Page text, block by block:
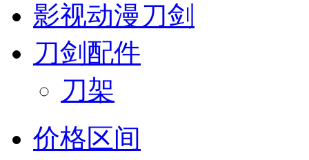
影视动漫刀剑
刀剑配件
刀架
价格区间